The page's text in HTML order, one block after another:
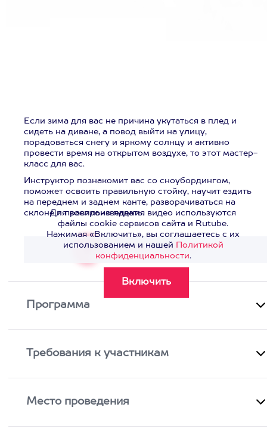
Если зима для вас не причина укутаться в плед и
сидеть на диване, а повод выйти на улицу,
порадоваться снегу и яркому солнцу и активно
провести время на открытом воздухе, то этот мастер-
класс для вас.
Инструктор познакомит вас со сноубордингом,
поможет освоить правильную стойку, научит ездить
на переднем и заднем канте, разворачиваться на
склоне и правильно падать.
Смотреть видео>
Для воспроизведения видео используются
файлы cookie сервисов сайта и Rutube.
Нажимая «Включить», вы соглашаетесь с их
использованием и нашей Политикой
конфиденциальности.
Программа
Требования к участникам
Место проведения